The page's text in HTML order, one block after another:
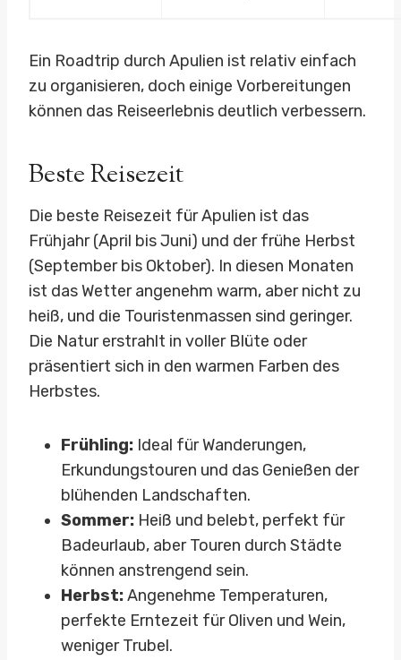
Ein Roadtrip durch Apulien ist relativ einfach
zu organisieren, doch einige Vorbereitungen
können das Reiseerlebnis deutlich verbessern.
Beste Reisezeit
Die beste Reisezeit für Apulien ist das
Frühjahr (April bis Juni) und der frühe Herbst
(September bis Oktober). In diesen Monaten
ist das Wetter angenehm warm, aber nicht zu
heiß, und die Touristenmassen sind geringer.
Die Natur erstrahlt in voller Blüte oder
präsentiert sich in den warmen Farben des
Herbstes.
Frühling: Ideal für Wanderungen,
Erkundungstouren und das Genießen der
blühenden Landschaften.
Sommer: Heiß und belebt, perfekt für
Badeurlaub, aber Touren durch Städte
können anstrengend sein.
Herbst:Angenehme Temperaturen,
perfekte Erntezeit für Oliven und Wein,
weniger Trubel.